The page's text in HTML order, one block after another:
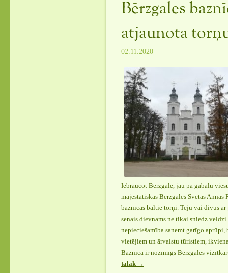
Bērzgales
atjaunota
02.11.2020
Iebraucot Bērzgalē, jau pa gabalu
majestātiskās Bērzgales Svētās
baznīcas baltie torņi. Teju vai divus ar
senais dievnams ne tikai sniedz
nepieciešamība saņemt garīgo aprūpi,
vietējiem un ārvalstu tūristiem,
Baznīca ir nozīmīgs Bērzgales
tālāk “Bērzgales
→